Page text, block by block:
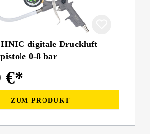
digitale Druckluft-
0-8 bar
€*
ZUM PRODUKT